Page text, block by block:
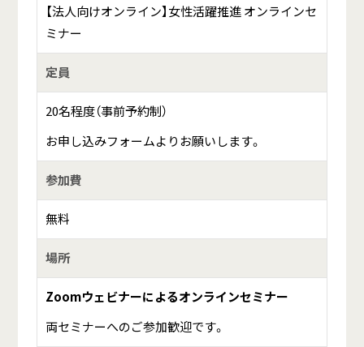
【法人向けオンライン】女性活躍推進 オンラインセ
ミナー
定員
20名程度（事前予約制）
お申し込みフォームよりお願いします。
参加費
無料
場所
Zoomウェビナーによるオンラインセミナー
両セミナーへのご参加歓迎です。